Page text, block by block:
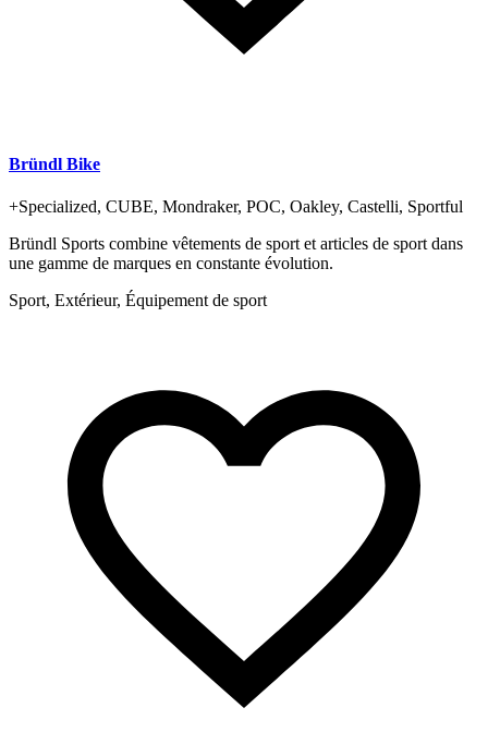
Bründl Bike
+Specialized, CUBE, Mondraker, POC, Oakley, Castelli, Sportful
Bründl Sports combine vêtements de sport et articles de sport dans
une gamme de marques en constante évolution.
Sport, Extérieur, Équipement de sport